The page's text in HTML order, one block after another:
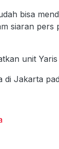
bisa
siaran
unit Yaris
Jakarta